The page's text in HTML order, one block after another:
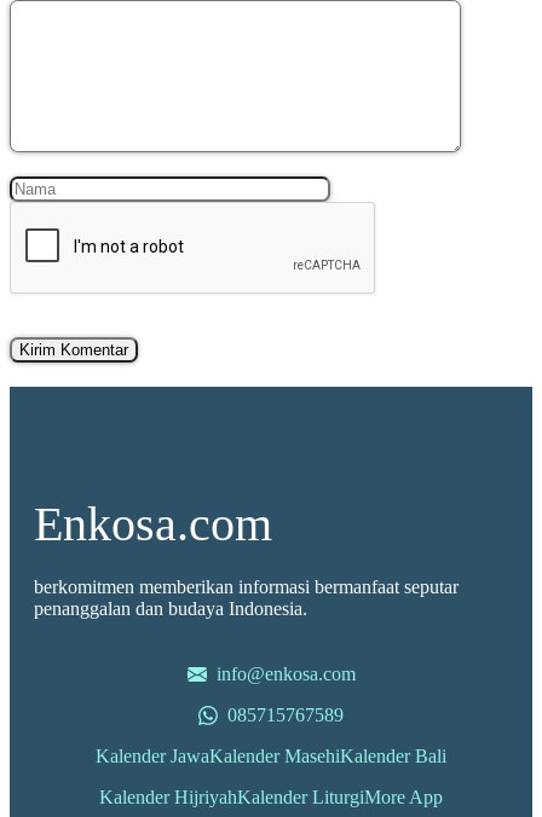
Komentar
Nama Surel
Enkosa.com
berkomitmen memberikan informasi bermanfaat seputar
penanggalan dan budaya Indonesia.
info@enkosa.com
085715767589
Kalender JawaKalender MasehiKalender Bali
Kalender HijriyahKalender LiturgiMore App